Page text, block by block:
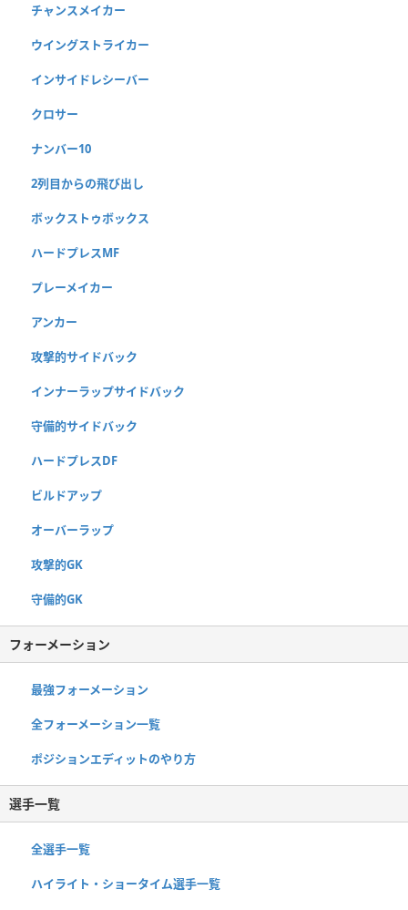
チャンスメイカー
ウイングストライカー
インサイドレシーバー
クロサー
ナンバー10
2列目からの飛び出し
ボックストゥボックス
ハードプレスMF
プレーメイカー
アンカー
攻撃的サイドバック
インナーラップサイドバック
守備的サイドバック
ハードプレスDF
ビルドアップ
オーバーラップ
攻撃的GK
守備的GK
フォーメーション
最強フォーメーション
全フォーメーション一覧
ポジションエディットのやり方
選手一覧
全選手一覧
ハイライト・ショータイム選手一覧